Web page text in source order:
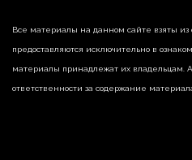
Все материалы на данном сайте взяты из
предоставляются исключительно в
материалы принадлежат их владельцам.
ответственности за содержание